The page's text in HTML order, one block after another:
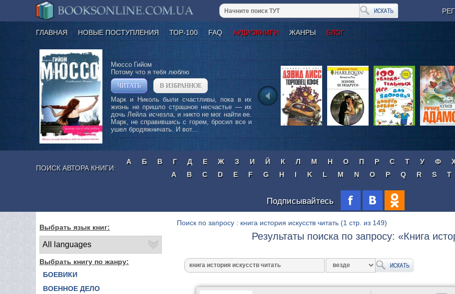
ГЛАВНАЯ НОВЫЕ ПОСТУПЛЕНИЯ ТОР-100 FAQ АУДИОКНИГИ ЖАНРЫ БЛОГ
Мюссо Гийом
Потому что я тебя люблю
ЧИТАТЬ
В ИЗБРАННОЕ
Марк и Николь были счастливы, пока в их
жизнь не пришло страшное несчастье — их
дочь Лейла исчезла, и никто не мог найти ее.
Марк, не справившись с горем, бросил все и
ушел бродяжничать. И вот...
ПОИСК АВТОРА КНИГИ:
А Б В Г Д Е Ж З И Й К Л М Н О П Р С Т У Ф
A
B C D E F G H I K L M N O P Q R S T
Подписывайтесь
Выбрать язык книг:
Выбрать книгу по жанру:
БОЕВИКИ
ВОЕННОЕ ДЕЛО
Поиск по запросу : книга история искусств читать (1 стр. из 149)
Результаты поиска по запросу: «Книга